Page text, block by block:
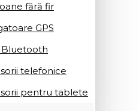
fără fir
GPS
Bluetooth
telefonice
pentru tablete